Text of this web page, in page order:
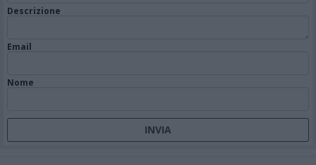
Descrizione
Email
Nome